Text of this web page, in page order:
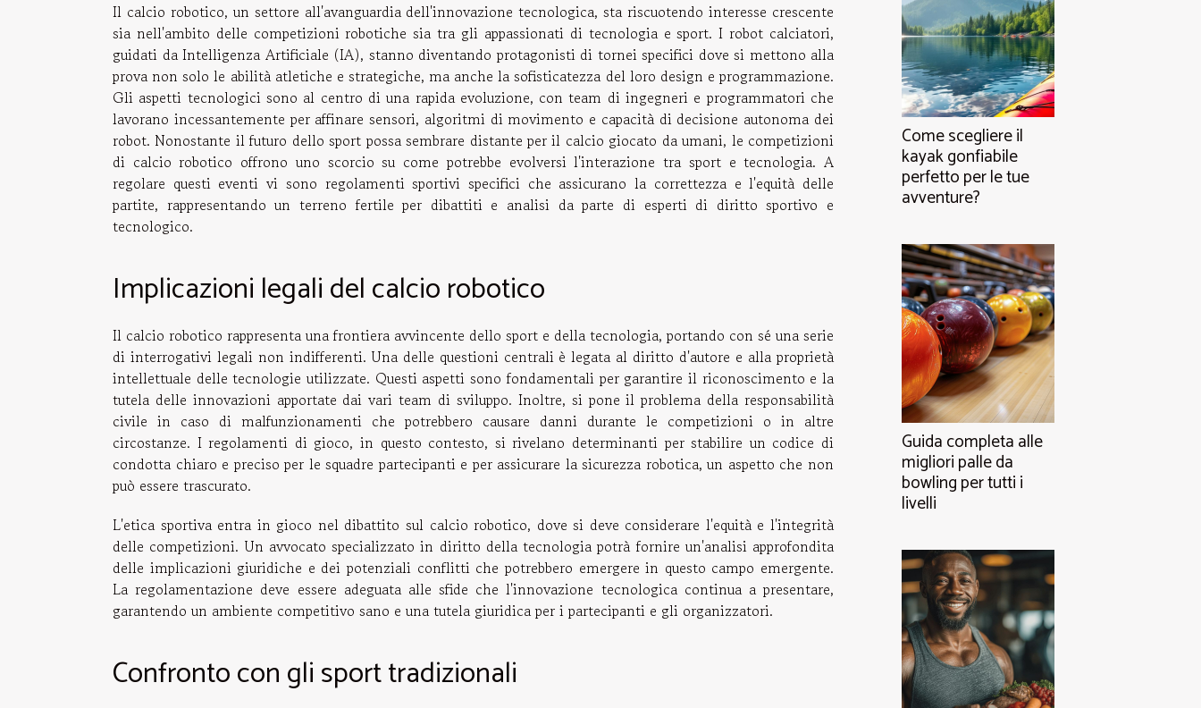
Il calcio robotico, un settore all'avanguardia dell'innovazione tecnologica, sta riscuotendo interesse crescente
sia nell'ambito delle competizioni robotiche sia tra gli appassionati di tecnologia e sport. I robot calciatori,
guidati da Intelligenza Artificiale (IA), stanno diventando protagonisti di tornei specifici dove si mettono alla
prova non solo le abilità atletiche e strategiche, ma anche la sofisticatezza del loro design e programmazione.
Gli aspetti tecnologici sono al centro di una rapida evoluzione, con team di ingegneri e programmatori che
lavorano incessantemente per affinare sensori, algoritmi di movimento e capacità di decisione autonoma dei
robot. Nonostante il futuro dello sport possa sembrare distante per il calcio giocato da umani, le competizioni
di calcio robotico offrono uno scorcio su come potrebbe evolversi l'interazione tra sport e tecnologia. A
regolare questi eventi vi sono regolamenti sportivi specifici che assicurano la correttezza e l'equità delle
partite, rappresentando un terreno fertile per dibattiti e analisi da parte di esperti di diritto sportivo e
tecnologico.
Implicazioni legali del calcio robotico
Il calcio robotico rappresenta una frontiera avvincente dello sport e della tecnologia, portando con sé una serie
di interrogativi legali non indifferenti. Una delle questioni centrali è legata al diritto d'autore e alla proprietà
intellettuale delle tecnologie utilizzate. Questi aspetti sono fondamentali per garantire il riconoscimento e la
tutela delle innovazioni apportate dai vari team di sviluppo. Inoltre, si pone il problema della responsabilità
civile in caso di malfunzionamenti che potrebbero causare danni durante le competizioni o in altre
circostanze. I regolamenti di gioco, in questo contesto, si rivelano determinanti per stabilire un codice di
condotta chiaro e preciso per le squadre partecipanti e per assicurare la sicurezza robotica, un aspetto che non
può essere trascurato.
L'etica sportiva entra in gioco nel dibattito sul calcio robotico, dove si deve considerare l'equità e l'integrità
delle competizioni. Un avvocato specializzato in diritto della tecnologia potrà fornire un'analisi approfondita
delle implicazioni giuridiche e dei potenziali conflitti che potrebbero emergere in questo campo emergente.
La regolamentazione deve essere adeguata alle sfide che l'innovazione tecnologica continua a presentare,
garantendo un ambiente competitivo sano e una tutela giuridica per i partecipanti e gli organizzatori.
Confronto con gli sport tradizionali
Come scegliere il
kayak gonfiabile
perfetto per le tue
avventure?
Guida completa alle
migliori palle da
bowling per tutti i
livelli